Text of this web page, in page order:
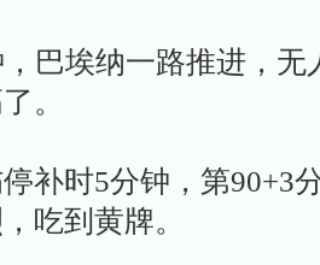
埃纳一路推进，无
。
时5分钟，第90+3
吃到黄牌。